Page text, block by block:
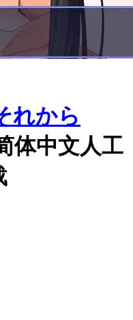
れから
体中文人工